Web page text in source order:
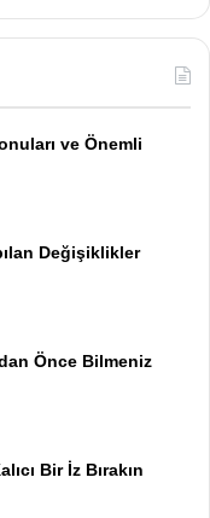
ve Önemli
Değişiklikler
Önce Bilmeniz
Bir İz Bırakın